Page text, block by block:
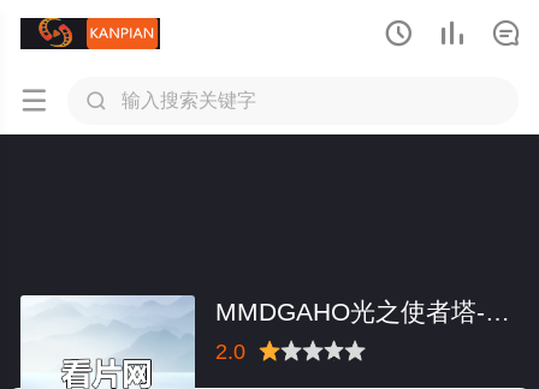
  
 
MMDGAHO光之使者塔-SeiaiKousen3rd
2.0
推荐力荐